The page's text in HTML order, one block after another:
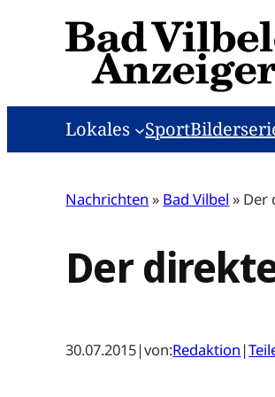
Lokales Sport
Nachrichten » Bad Vilbel » Der
Der
30.07.2015|von:Redaktion |